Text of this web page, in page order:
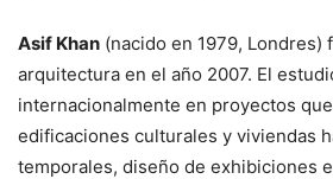
Asif Khan (nacido en 1979, Londres)
arquitectura en el año 2007. El
internacionalmente en proyectos
edificaciones culturales y viviendas
temporales, diseño de exhibiciones